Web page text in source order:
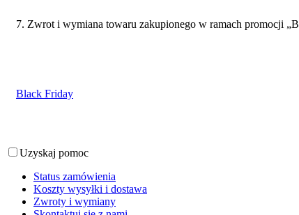
7. Zwrot i wymiana towaru zakupionego w ramach promocji
Black Friday
Uzyskaj pomoc
Status zamówienia
Koszty wysyłki i dostawa
Zwroty i wymiany